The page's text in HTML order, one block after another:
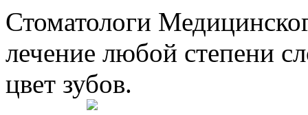
Стоматологи
лечение любой степени
цвет зубов.